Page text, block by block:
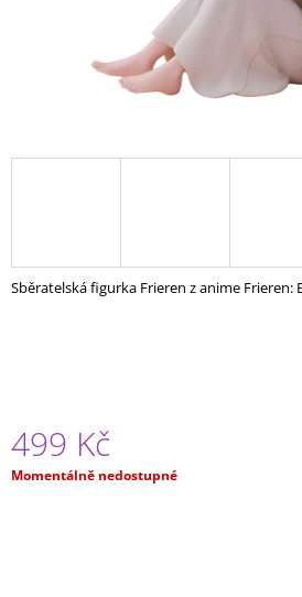
Sběratelská figurka Frieren z anime Frieren:
499 Kč
Měrná
Momentálně nedostupné
P
O
M
E